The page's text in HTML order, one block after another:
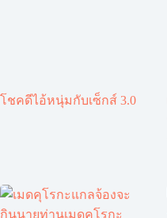
โชคดีไอ้หนุ่มกับเซ็กส์ 3.0